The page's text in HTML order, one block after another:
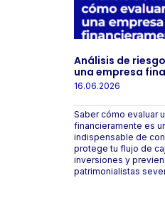
Análisis de
una empresa
16.06.2026
Saber cómo evaluar
financieramente es
indispensable de
protege tu flujo de
inversiones y
patrimonialistas